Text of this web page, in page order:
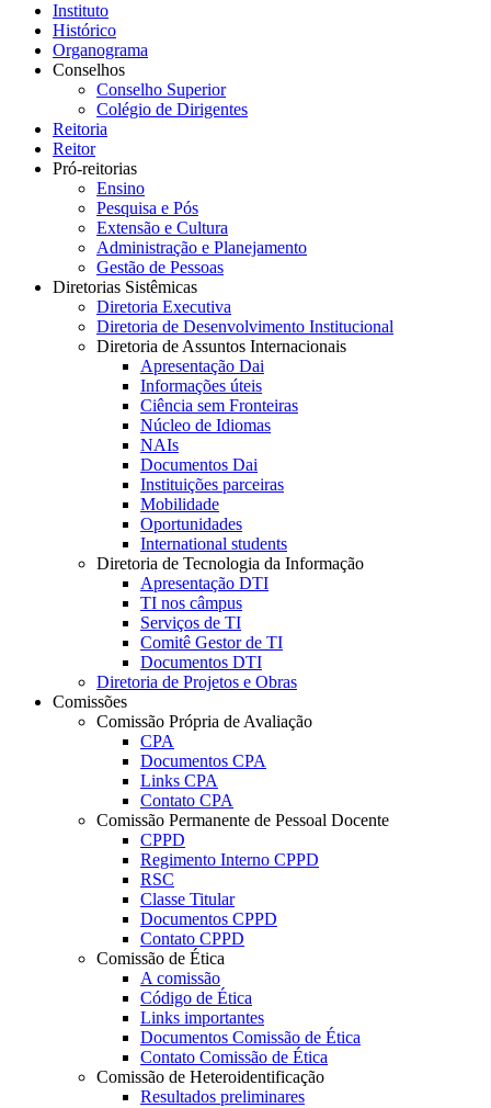
Instituto
Histórico
Organograma
Conselhos
Conselho Superior
Colégio de Dirigentes
Reitoria
Reitor
Pró-reitorias
Ensino
Pesquisa e Pós
Extensão e Cultura
Administração e Planejamento
Gestão de Pessoas
Diretorias Sistêmicas
Diretoria Executiva
Diretoria de Desenvolvimento Institucional
Diretoria de Assuntos Internacionais
Apresentação Dai
Informações úteis
Ciência sem Fronteiras
Núcleo de Idiomas
NAIs
Documentos Dai
Instituições parceiras
Mobilidade
Oportunidades
International students
Diretoria de Tecnologia da Informação
Apresentação DTI
TI nos câmpus
Serviços de TI
Comitê Gestor de TI
Documentos DTI
Diretoria de Projetos e Obras
Comissões
Comissão Própria de Avaliação
CPA
Documentos CPA
Links CPA
Contato CPA
Comissão Permanente de Pessoal Docente
CPPD
Regimento Interno CPPD
RSC
Classe Titular
Documentos CPPD
Contato CPPD
Comissão de Ética
A comissão
Código de Ética
Links importantes
Documentos Comissão de Ética
Contato Comissão de Ética
Comissão de Heteroidentificação
Resultados preliminares